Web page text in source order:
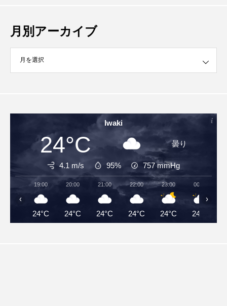
月別アーカイブ
ブ
Iwaki
24°C 曇り
4.1 m/s 95% 757mmHg
19:00
24°C
20:00
24°C
21:00
24°C
22:00
24°C
23:00
24°C
00:00
24°C
‹ ›